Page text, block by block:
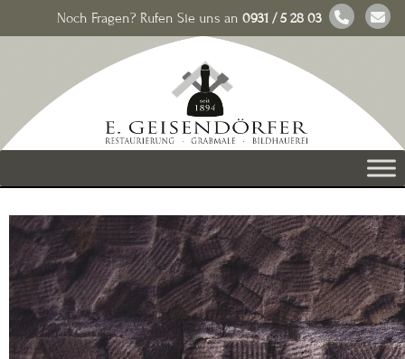
Noch Fragen? Rufen Sie uns an 0931 / 5 28 03